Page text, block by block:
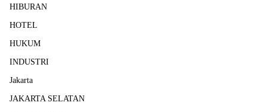
HIBURAN
HOTEL
HUKUM
INDUSTRI
Jakarta
JAKARTA SELATAN